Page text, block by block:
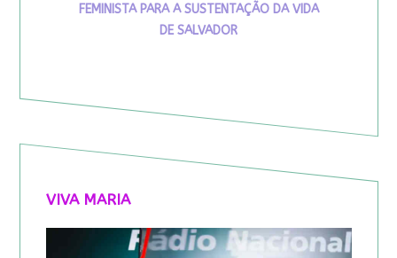
FEMINISTA PARA A SUSTENTAÇÃO DA VIDA
DE SALVADOR
VIVA MARIA